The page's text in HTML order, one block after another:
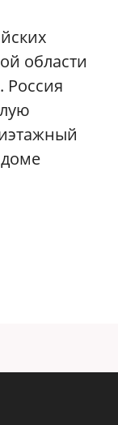
области
Россия